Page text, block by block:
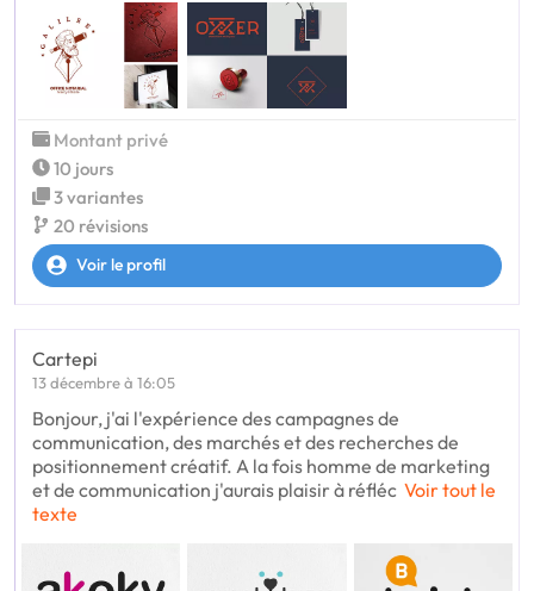
Montant privé
10 jours
3 variantes
20 révisions
Voir le profil
Cartepi
13 décembre à 16:05
Bonjour, j'ai l'expérience des campagnes de
communication, des marchés et des recherches de
positionnement créatif. A la fois homme de marketing
et de communication j'aurais plaisir à réfléc Voir tout le
texte